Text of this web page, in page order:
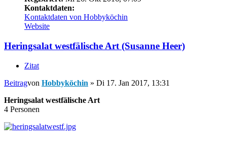
Kontaktdaten:
Kontaktdaten von Hobbyköchin
Website
Heringsalat westfälische Art (Susanne Heer)
Zitat
Beitragvon Hobbyköchin » Di 17. Jan 2017, 13:31
Heringsalat westfälische Art
4 Personen